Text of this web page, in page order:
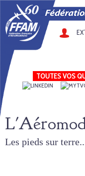
TOUTES VOS
Les pieds sur